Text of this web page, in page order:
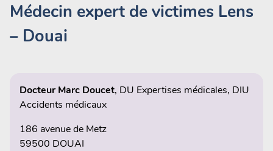
Médecin expert de victimes Lens
– Douai
Docteur Marc Doucet, DU Expertises médicales, DIU
Accidents médicaux
186 avenue de Metz
59500 DOUAI